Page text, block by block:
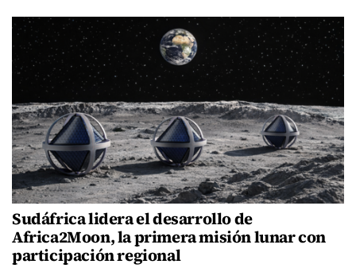
Sudáfrica lidera el desarrollo de
Africa2Moon, la primera misión lunar con
participación regional